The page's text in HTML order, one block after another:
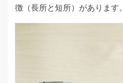
徴（長所と短所）があります。